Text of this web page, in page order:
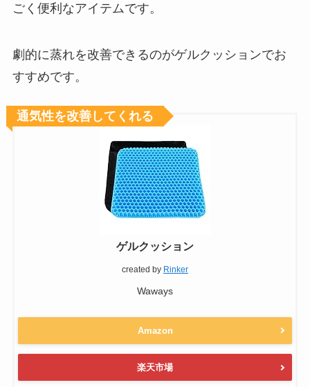
ごく便利なアイテムです。
劇的に蒸れを改善できるのがゲルクッションでお
すすめです。
ゲルクッション
created by Rinker
Waways
Amazon
楽天市場
通気性を改善してくれる